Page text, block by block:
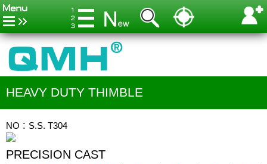
HEAVY DUTY THIMBLE
NO：S.S. T304
PRECISION CAST